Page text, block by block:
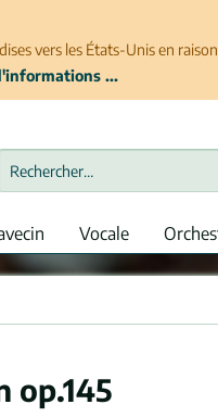
vers les États-Unis en
...
Vocale
op.145